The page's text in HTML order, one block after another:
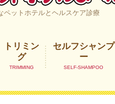
ルスケア｜山口県宇部市
ペットホテルとヘルスケア診療
トリミン
グ
セルフシャンプ
ー